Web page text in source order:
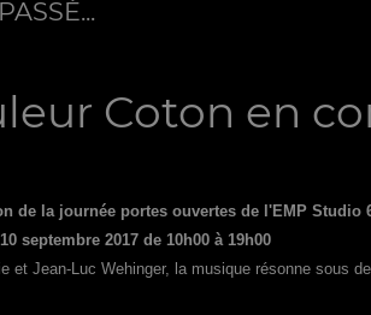
Coton en
de la journée portes ouvertes de l'EMP Studio
septembre 2017 de 10h00 à 19h00
et Jean-Luc Wehinger, la musique résonne sous